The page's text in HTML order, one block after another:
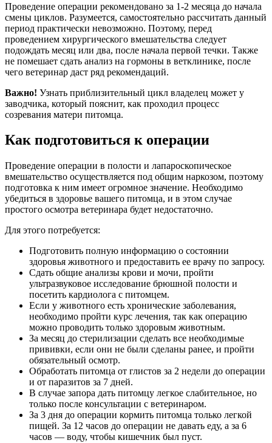
Проведение операции рекомендовано за 1-2 месяца до начала
смены циклов. Разумеется, самостоятельно рассчитать данный
период практически невозможно. Поэтому, перед
проведением хирургического вмешательства следует
подождать месяц или два, после начала первой течки. Также
не помешает сдать анализ на гормоны в ветклинике, после
чего ветеринар даст ряд рекомендаций.
Важно! Узнать приблизительный цикл владелец может у
заводчика, который пояснит, как проходил процесс
созревания матери питомца.
Как подготовиться к операции
Проведение операции в полости и лапароскопическое
вмешательство осуществляется под общим наркозом, поэтому
подготовка к ним имеет огромное значение. Необходимо
убедиться в здоровье вашего питомца, и в этом случае
простого осмотра ветеринара будет недостаточно.
Для этого потребуется:
Подготовить полную информацию о состоянии
здоровья животного и предоставить ее врачу по запросу.
Сдать общие анализы крови и мочи, пройти
ультразвуковое исследование брюшной полости и
посетить кардиолога с питомцем.
Если у животного есть хронические заболевания,
необходимо пройти курс лечения, так как операцию
можно проводить только здоровым животным.
За месяц до стерилизации сделать все необходимые
прививки, если они не были сделаны ранее, и пройти
обязательный осмотр.
Обработать питомца от глистов за 2 недели до операции
и от паразитов за 7 дней.
В случае запора дать питомцу легкое слабительное, но
только после консультации с ветеринаром.
За 3 дня до операции кормить питомца только легкой
пищей. За 12 часов до операции не давать еду, а за 6
часов — воду, чтобы кишечник был пуст.